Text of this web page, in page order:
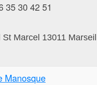
35 30 42 51
Marcel 13011
Manosque